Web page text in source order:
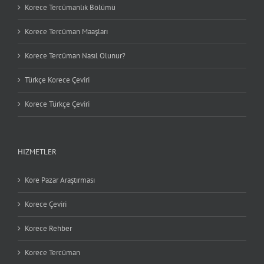
Korece Tercümanlık Bölümü
Korece Tercüman Maaşları
Korece Tercüman Nasıl Olunur?
Türkçe Korece Çeviri
Korece Türkçe Çeviri
HIZMETLER
Kore Pazar Araştırması
Korece Çeviri
Korece Rehber
Korece Tercüman